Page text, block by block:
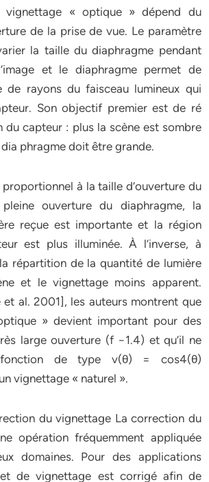
vignettage « optique » dépend du
de la prise de vue. Le paramètre
la taille du diaphragme pendant
et le diaphragme permet de
de rayons du faisceau lumineux qui
Son objectif premier est de ré
du capteur : plus la scène est sombre
phragme doit être grande.
à la taille d’ouverture du
ouverture du diaphragme, la
reçue est importante et la région
est plus illuminée. À l’inverse, à
répartition de la quantité de lumière
et le vignettage moins apparent.
et al. 2001], les auteurs montrent que
» devient important pour des
large ouverture (f −1.4) et qu’il ne
de type v(θ) = cos4(θ)
vignettage « naturel ».
du vignettage La correction du
opération fréquemment appliquée
domaines. Pour des applications
de vignettage est corrigé afin de